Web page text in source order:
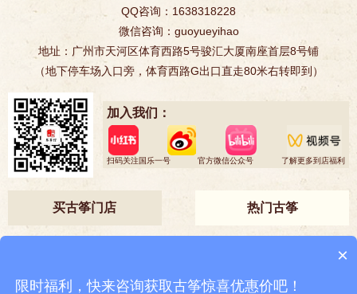
QQ咨询：1638318228
微信咨询：guoyueyihao
地址：广州市天河区体育西路5号骏汇大厦南座首层8号铺
（地下停车场入口旁，体育西路G出口直走80米右转即到）
加入我们：
扫码关注国乐一号 官方微信公众号 了解更多到店福利
买古筝门店 热门古筝
×
限时福利，快来咨询获取古筝惊喜优惠价吧！